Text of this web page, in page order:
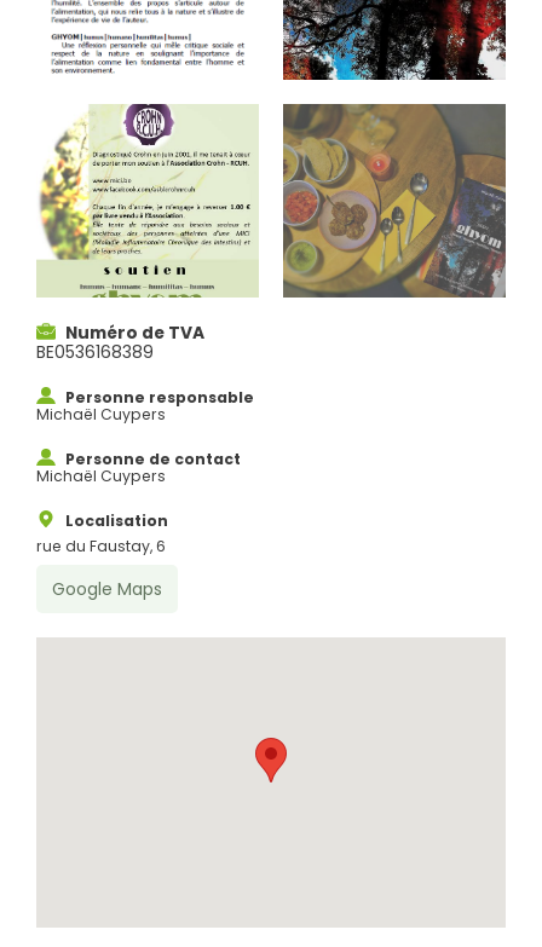
Numéro de TVA
BE0536168389
Personne responsable
Michaël Cuypers
Personne de contact
Michaël Cuypers
Localisation
rue du Faustay, 6
Google Maps